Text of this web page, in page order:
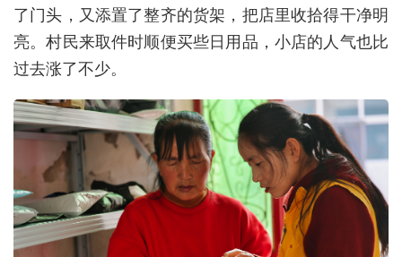
了门头，又添置了整齐的货架，把店里收拾得干净明
亮。村民来取件时顺便买些日用品，小店的人气也比
过去涨了不少。